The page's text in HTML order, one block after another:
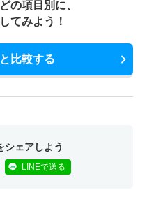
の項目別に、
てみよう！
比較する
シェアしよう
LINEで送る